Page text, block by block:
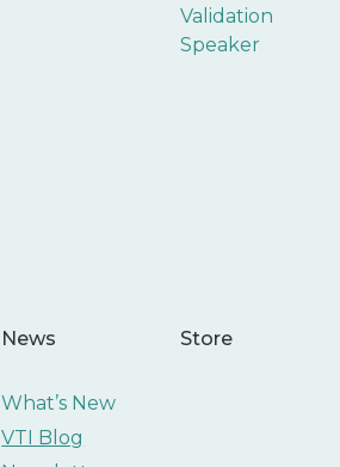
Validation
Speaker
News
What’s New
VTI Blog
Store